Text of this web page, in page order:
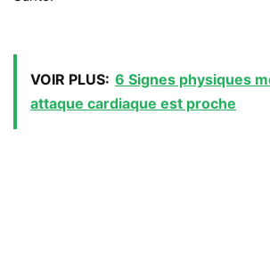
VOIR PLUS: 6 Signes physiques
attaque cardiaque est proche